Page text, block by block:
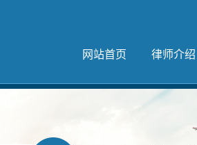
网站首页 律师介绍